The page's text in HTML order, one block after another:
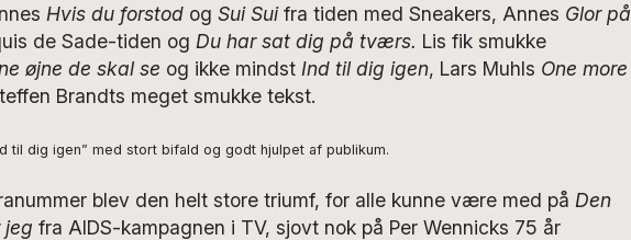
Hvis du forstodog Sui Suifra tiden med Sneakers, Annes Glor på
de Sade-tiden og Du har sat dig på tværs. Lis fik smukke
øjne de skal se og ikke mindst Ind til dig igen, Lars Muhls One more
Brandts meget smukke tekst.
til dig igen” med stort bifald og godt hjulpet af publikum.
blev den helt store triumf, for alle kunne være med på Den
jeg fra AIDS-kampagnen i TV, sjovt nok på Per Wennicks 75 år